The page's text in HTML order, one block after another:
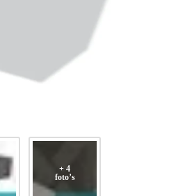
+ 4
foto’s